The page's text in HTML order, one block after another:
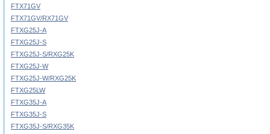
FTX71GV
FTX71GV/RX71GV
FTXG25J-A
FTXG25J-S
FTXG25J-S/RXG25K
FTXG25J-W
FTXG25J-W/RXG25K
FTXG25LW
FTXG35J-A
FTXG35J-S
FTXG35J-S/RXG35K